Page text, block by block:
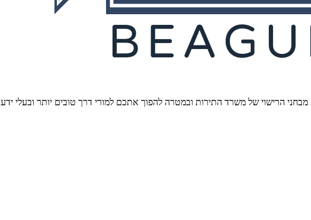
הרישוי של משרד התירות ובמטרה להפוך אתכם למורי דרך טובים יותר ובעלי